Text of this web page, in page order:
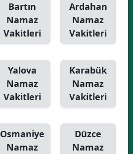
Bartın
Namaz
Vakitleri
Ardahan
Namaz
Vakitleri
Yalova
Namaz
Vakitleri
Karabük
Namaz
Vakitleri
Osmaniye
Namaz
Düzce
Namaz